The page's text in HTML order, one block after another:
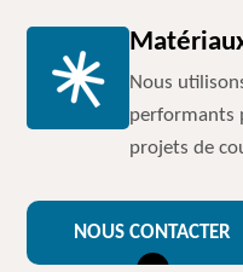
Nous
performants
projets de
NOUS CONTACTER